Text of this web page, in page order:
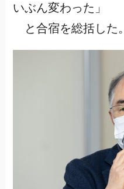
いぶん変わった」
と合宿を総括した。